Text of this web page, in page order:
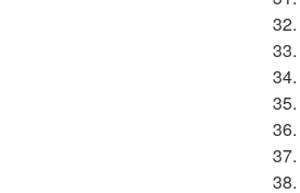
32.
33.
34.
35.
36.
37.
38.